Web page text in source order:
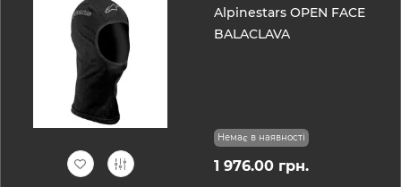
Alpinestars OPEN FACE
BALACLAVA
Немає в наявності
1 976.00 грн.